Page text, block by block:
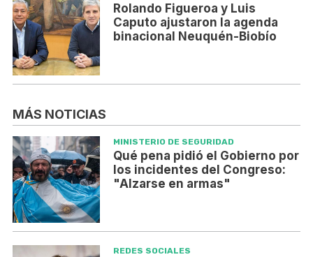
Rolando Figueroa y Luis
Caputo ajustaron la agenda
binacional Neuquén-Biobío
MÁS NOTICIAS
MINISTERIO DE SEGURIDAD
Qué pena pidió el Gobierno por
los incidentes del Congreso:
"Alzarse en armas"
REDES SOCIALES